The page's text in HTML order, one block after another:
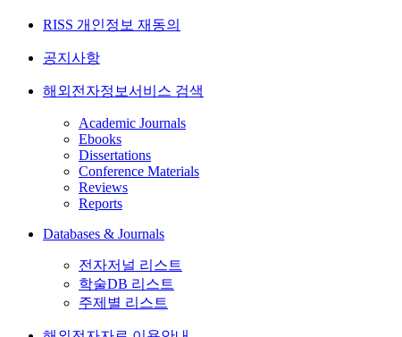
RISS 개인정보 재동의
공지사항
해외전자정보서비스 검색
Academic Journals
Ebooks
Dissertations
Conference Materials
Reviews
Reports
Databases & Journals
전자저널 리스트
학술DB 리스트
주제별 리스트